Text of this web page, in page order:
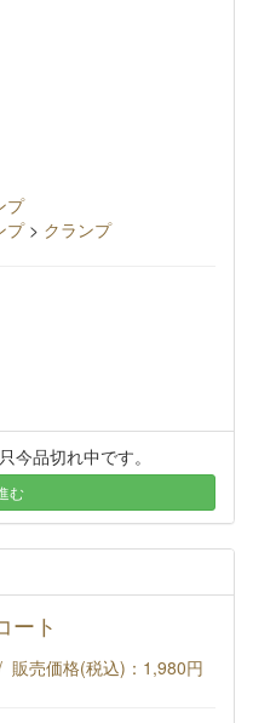
プ
プ> クランプ
今品切れ中です。
む
ート
売価格(税込)： 1,980円